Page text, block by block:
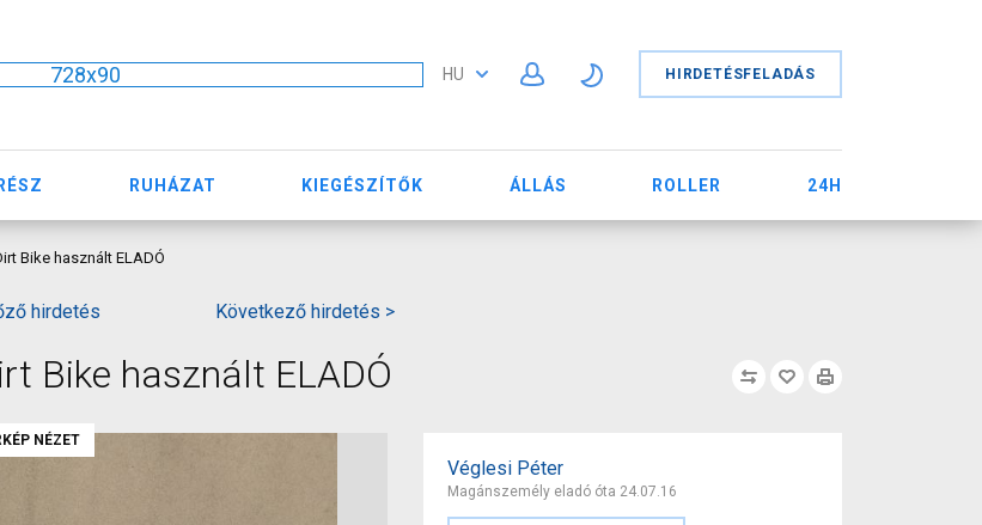
728x90 HU HIRDETÉSFELADÁS
RUHÁZAT KIEGÉSZÍTŐK ÁLLÁS ROLLER 24H
Bike használt ELADÓ
hirdetés Következő hirdetés >
Bike használt ELADÓ
Véglesi Péter
Magánszemély eladó óta 24.07.16
NÉZET